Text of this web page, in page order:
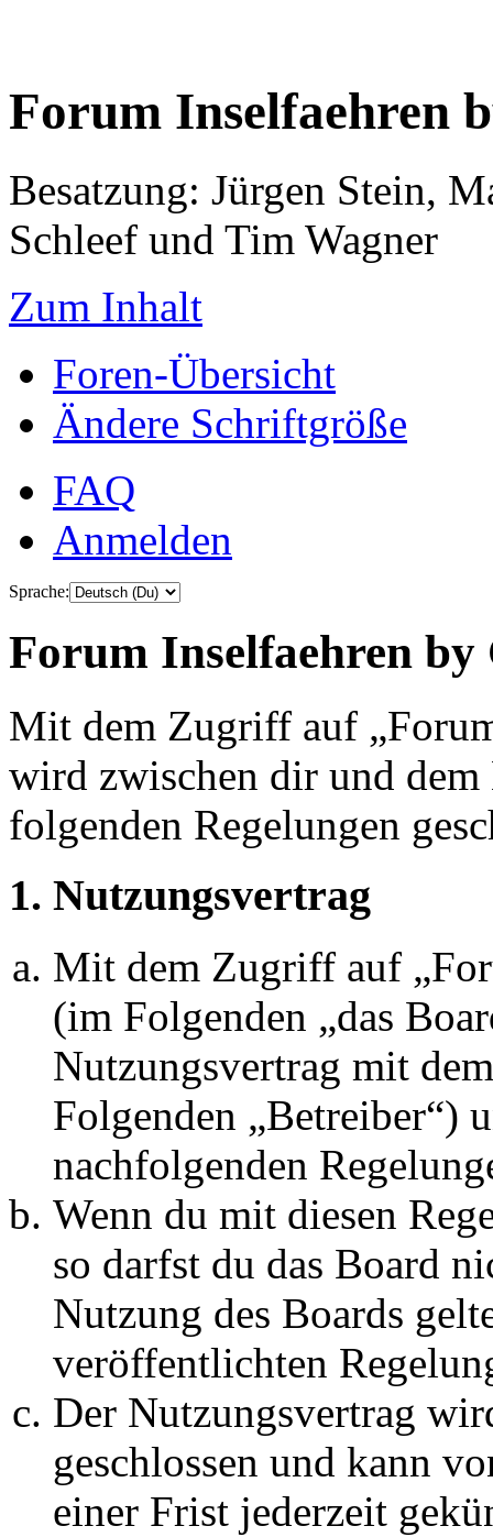
Forum Inselfaehren
Besatzung: Jürgen Stein,
Schleef und Tim Wagner
Zum Inhalt
Foren-Übersicht
Ändere Schriftgröße
FAQ
Anmelden
Sprache:
Forum Inselfaehren
Mit dem Zugriff auf
wird zwischen dir und
folgenden Regelungen
1. Nutzungsvertrag
Mit dem Zugriff auf
(im Folgenden „das
Nutzungsvertrag mit
Folgenden „Betreiber“)
nachfolgenden
Wenn du mit diesen
so darfst du das Board
Nutzung des Boards
veröffentlichten
Der Nutzungsvertrag
geschlossen und kann
einer Frist jederzeit